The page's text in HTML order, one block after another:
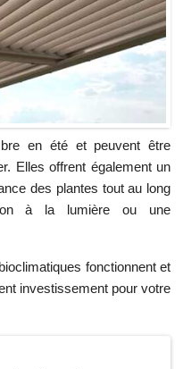
en été et peuvent être
Elles offrent également un
des plantes tout au long
à la lumière ou une
fonctionnent et
investissement pour votre